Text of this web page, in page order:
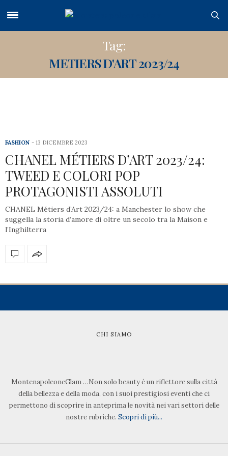
Tag:
METIERS D'ART 2023/24
FASHION 13 DICEMBRE 2023
CHANEL MÉTIERS D’ART 2023/24:
TWEED E COLORI POP
PROTAGONISTI ASSOLUTI
CHANEL Métiers d’Art 2023/24: a Manchester lo show che
suggella la storia d’amore di oltre un secolo tra la Maison e
l’Inghilterra
CHI SIAMO
MontenapoleoneGlam …Non solo beauty è un riflettore sulla città
della bellezza e della moda, con i suoi prestigiosi eventi che ci
permettono di scoprire in anteprima le novità nei vari settori delle
nostre rubriche. Scopri di più...